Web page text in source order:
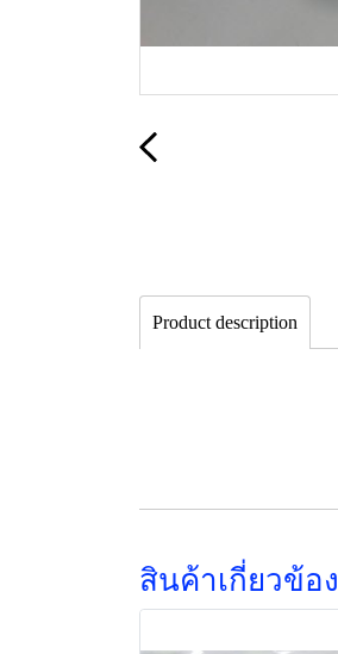
Product description
สินค้าเกี่ยวข้อง